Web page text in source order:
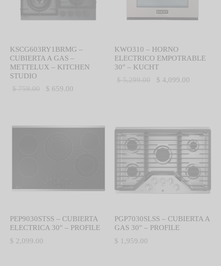
KSCG603RY1BRMG –
CUBIERTA A GAS –
METTELUX – KITCHEN
STUDIO
$759.00
El precio
$ 659.00
KWO310 – HORNO
ELECTRICO EMPOTRABLE
30″ – KUCHT
$5,299.00
El precio
$ 4,099.00
PEP9030STSS – CUBIERTA
ELECTRICA 30″ – PROFILE
$ 2,099.00
PGP7030SLSS – CUBIERTA A
GAS 30″ – PROFILE
$ 1,959.00